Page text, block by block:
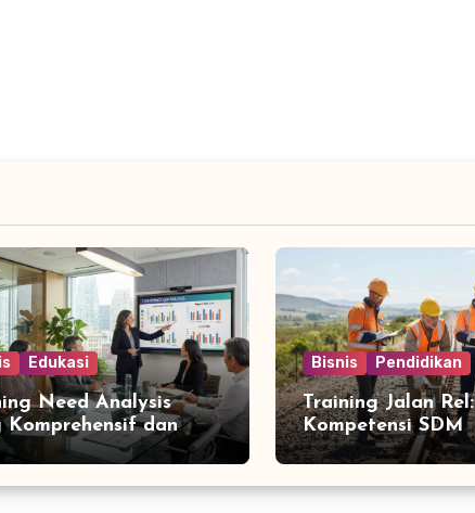
Edukasi
Need Analysis
Komprehensif dan
Bisnis Pendidikan
Training Jalan Rel:
Kompetensi SDM
Perkeretaapian